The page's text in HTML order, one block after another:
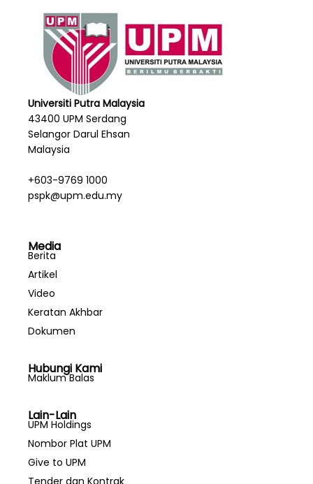
Universiti Putra Malaysia
43400 UPM Serdang
Selangor Darul Ehsan
Malaysia
+603-9769 1000
pspk@upm.edu.my
Media
Berita
Artikel
Video
Keratan Akhbar
Dokumen
Hubungi Kami
Maklum Balas
Lain-Lain
UPM Holdings
Nombor Plat UPM
Give to UPM
Tender dan Kontrak